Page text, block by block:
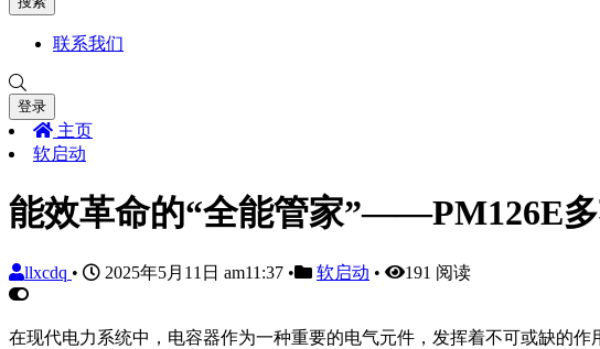
联系我们
登录
主页
软启动
能效革命的“全能管家”——PM126E
llxcdq • 2025年5月11日 am11:37 • 软启动 • 191 阅读
在现代电力系统中，电容器作为一种重要的电气元件，发挥着不可或缺的